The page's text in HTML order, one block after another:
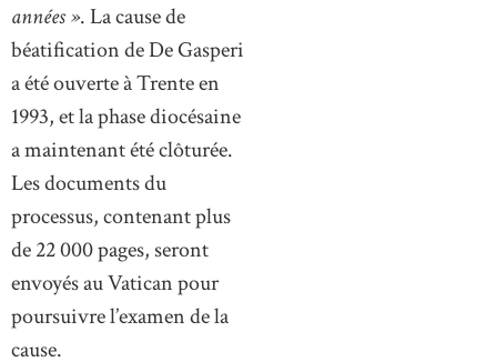
années ». La cause de
béatification de De Gasperi
a été ouverte à Trente en
1993, et la phase diocésaine
a maintenant été clôturée.
Les documents du
processus, contenant plus
de 22 000 pages, seront
envoyés au Vatican pour
poursuivre l’examen de la
cause.